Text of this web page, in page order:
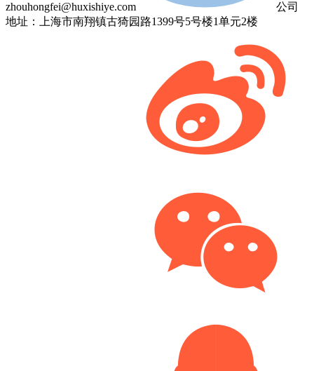
zhouhongfei@huxishiye.com
公司
地址：上海市南翔镇古猗园路1399号5号楼1单元2楼